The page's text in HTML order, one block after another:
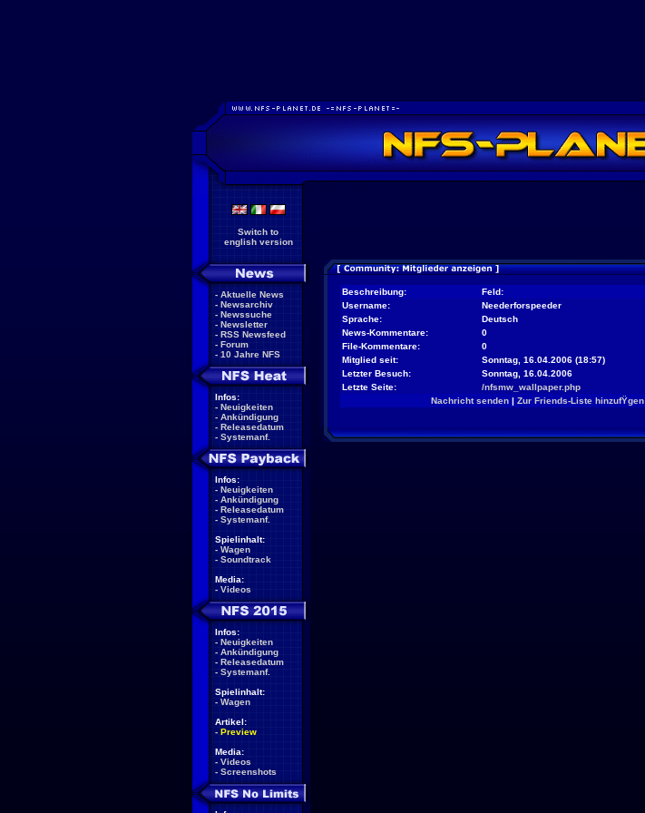
Switch to
english version
- Aktuelle News
- Newsarchiv
- Newssuche
- Newsletter
- RSS Newsfeed
- Forum
- 10 Jahre NFS
Infos:
- Neuigkeiten
- Ankündigung
- Releasedatum
- Systemanf.
Infos:
- Neuigkeiten
- Ankündigung
- Releasedatum
- Systemanf.
Spielinhalt:
- Wagen
- Soundtrack
Media:
- Videos
Infos:
- Neuigkeiten
- Ankündigung
- Releasedatum
- Systemanf.
Spielinhalt:
- Wagen
Artikel:
- Preview
Media:
- Videos
- Screenshots
Beschreibung:
Feld:
Username:
Neederforspeeder
Sprache:
Deutsch
News-Kommentare:
0
File-Kommentare:
0
Mitglied seit:
Sonntag, 16.04.2006 (18:57)
Letzter Besuch:
Sonntag, 16.04.2006
Letzte Seite:
/nfsmw_wallpaper.php
Nachricht senden| Zur Friends-Liste hinzufŸgen